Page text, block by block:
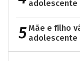
adolescente
5 Mãe e filho
adolescente